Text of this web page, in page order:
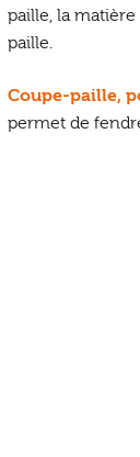
paille, la
paille.
Coupe-paille,
permet de